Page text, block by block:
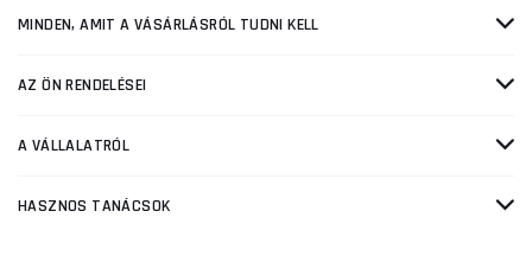
MINDEN, AMIT A VÁSÁRLÁSRÓL TUDNI KELL
AZ ÖN RENDELÉSEI
A VÁLLALATRÓL
HASZNOS TANÁCSOK